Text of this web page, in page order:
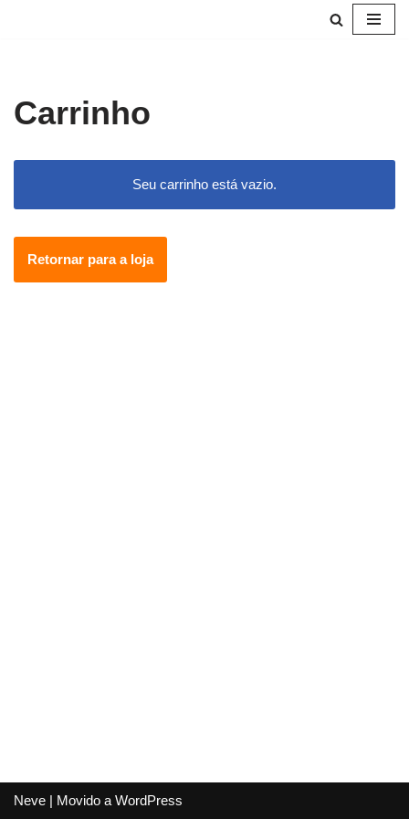
conteúdo
Carrinho
Seu carrinho está vazio.
Retornar para a loja
Neve | Movido a WordPress